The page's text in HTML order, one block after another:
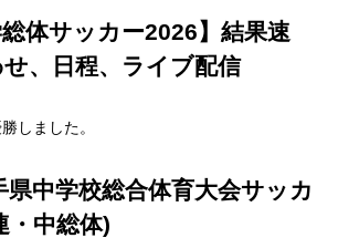
総体サッカー2026】結果速
、日程、ライブ配信
しました。
県中学校総合体育大会サッカ
・中総体)